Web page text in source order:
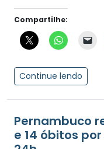
Compartilhe:
Continue lendo
Pernambuco
e 14 óbitos